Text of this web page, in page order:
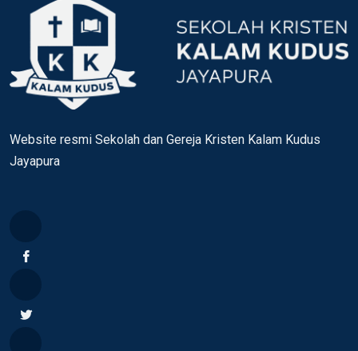
Website resmi Sekolah dan Gereja Kristen Kalam Kudus
Jayapura